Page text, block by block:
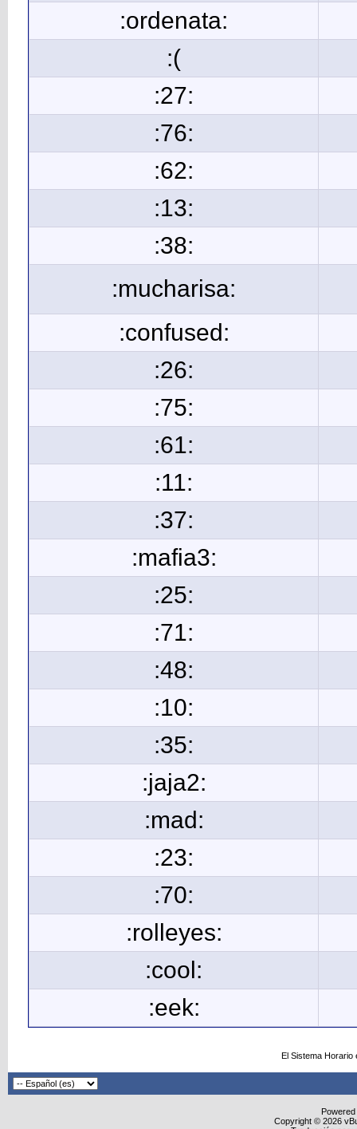
:ordenata:
:(
:27:
:76:
:62:
:13:
:38:
:mucharisa:
:confused:
:26:
:75:
:61:
:11:
:37:
:mafia3:
:25:
:71:
:48:
:10:
:35:
:jaja2:
:mad:
:23:
:70:
:rolleyes:
:cool:
:eek:
El Sistema
Copyright © 2026